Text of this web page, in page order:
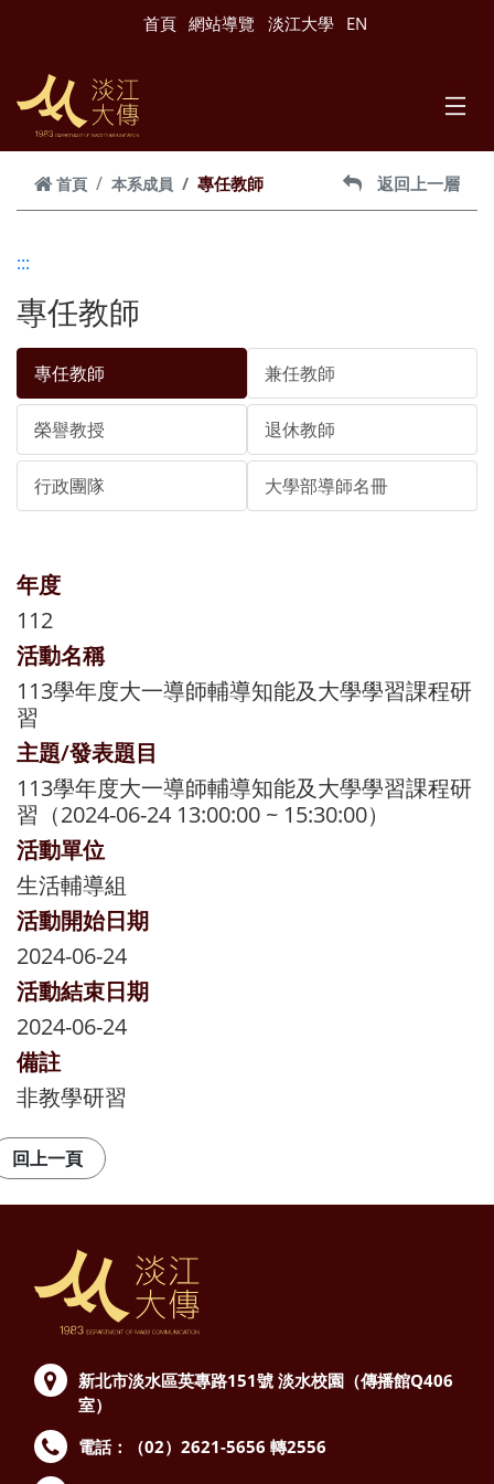
首頁 網站導覽 淡江大學 EN
首頁 本系成員 專任教師 返回上一層
:::
專任教師
專任教師 兼任教師
榮譽教授 退休教師
行政團隊 大學部導師名冊
年度
112
活動名稱
113學年度大一導師輔導知能及大學學習課程研
習
主題/發表題目
113學年度大一導師輔導知能及大學學習課程研
習（2024-06-24 13:00:00 ~ 15:30:00）
活動單位
生活輔導組
活動開始日期
2024-06-24
活動結束日期
2024-06-24
備註
非教學研習
新北市淡水區英專路151號 淡水校園（傳播館Q406
室）
電話：（02）2621-5656 轉2556